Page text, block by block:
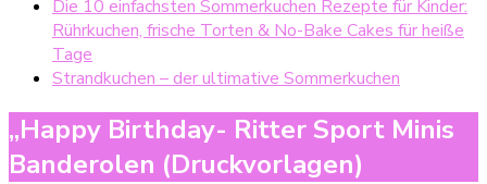
Die 10 einfachsten Sommerkuchen Rezepte für Kinder:
Rührkuchen, frische Torten & No-Bake Cakes für heiße
Tage
Strandkuchen – der ultimative Sommerkuchen
„Happy Birthday- Ritter Sport Minis
Banderolen (Druckvorlagen)